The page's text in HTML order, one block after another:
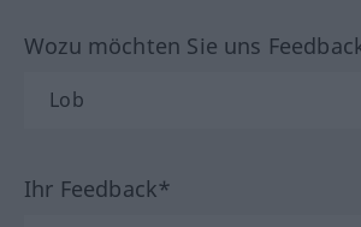
Wozu möchten Sie uns
Ihr Feedback*